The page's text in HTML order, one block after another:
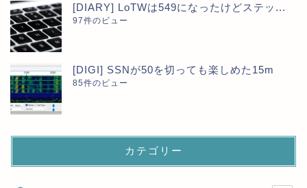
[DIARY] LoTWは549になったけどステッ...
97件のビュー
[DIGI] SSNが50を切っても楽しめた15m
85件のビュー
カテゴリー